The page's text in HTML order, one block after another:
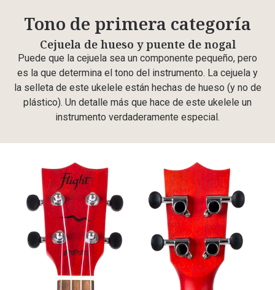
Tono de primera categoría
Cejuela de hueso y puente de nogal
Puede que la cejuela sea un componente pequeño, pero
es la que determina el tono del instrumento. La cejuela y
la selleta de este ukelele están hechas de hueso (y no de
plástico). Un detalle más que hace de este ukelele un
instrumento verdaderamente especial.